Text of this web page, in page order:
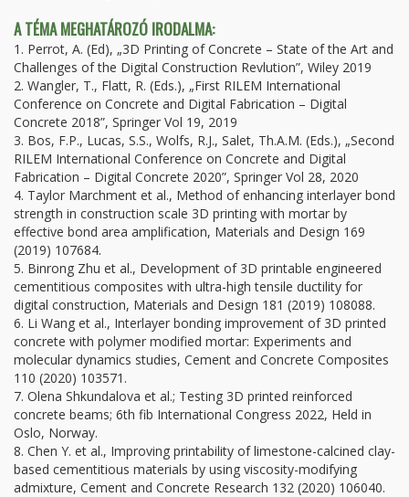
A TÉMA MEGHATÁROZÓ IRODALMA:
1. Perrot, A. (Ed), „3D Printing of Concrete – State of the Art and
Challenges of the Digital Construction Revlution”, Wiley 2019
2. Wangler, T., Flatt, R. (Eds.), „First RILEM International
Conference on Concrete and Digital Fabrication – Digital
Concrete 2018”, Springer Vol 19, 2019
3. Bos, F.P., Lucas, S.S., Wolfs, R.J., Salet, Th.A.M. (Eds.), „Second
RILEM International Conference on Concrete and Digital
Fabrication – Digital Concrete 2020”, Springer Vol 28, 2020
4. Taylor Marchment et al., Method of enhancing interlayer bond
strength in construction scale 3D printing with mortar by
effective bond area amplification, Materials and Design 169
(2019) 107684.
5. Binrong Zhu et al., Development of 3D printable engineered
cementitious composites with ultra-high tensile ductility for
digital construction, Materials and Design 181 (2019) 108088.
6. Li Wang et al., Interlayer bonding improvement of 3D printed
concrete with polymer modified mortar: Experiments and
molecular dynamics studies, Cement and Concrete Composites
110 (2020) 103571.
7. Olena Shkundalova et al.; Testing 3D printed reinforced
concrete beams; 6th fib International Congress 2022, Held in
Oslo, Norway.
8. Chen Y. et al., Improving printability of limestone-calcined clay-
based cementitious materials by using viscosity-modifying
admixture, Cement and Concrete Research 132 (2020) 106040.